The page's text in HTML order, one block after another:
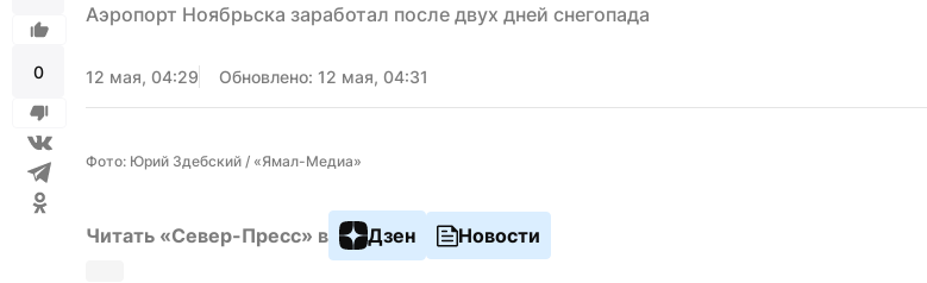
0
Аэропорт Ноябрьска заработал после двух дней снегопада
12 мая, 04:29 Обновлено: 12 мая, 04:31
Фото: Юрий Здебский / «Ямал-Медиа»
Читать «Север-Пресс» в Дзен Новости